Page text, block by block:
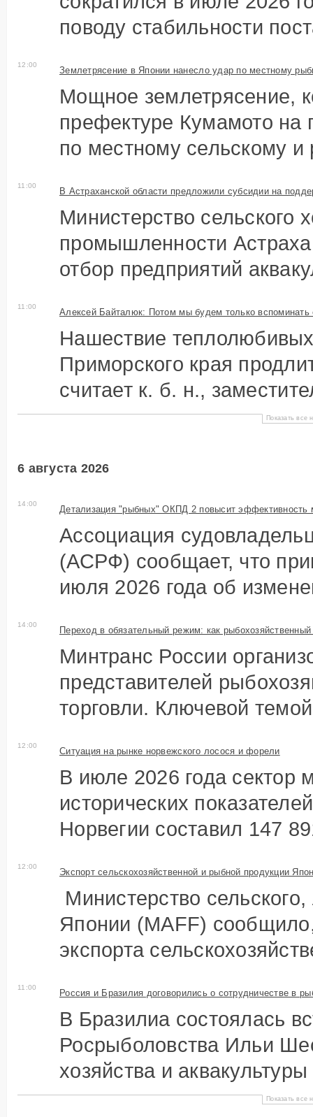
поводу стабильности
12:00
Землетрясение в Японии нанесло удар по местному
Мощное землетрясение,
префектуре Кумамото на
по местному сельскому и
11:00
В Астраханской области предложили субсидии на
Министерство сельского
промышленности
отбор предприятий
11:00
Алексей Байталюк: Потом мы будем только вспоминать
Нашествие
Приморского края
считает к. б. н.,
Показать все
6 августа 2026
14:00
Детализация "рыбных" ОКПД 2 повысит эффективность
Ассоциация
(АСРФ) сообщает, что
июля 2026 года об
14:00
Переход в обязательный режим: как
Минтранс России
представителей
торговли. Ключевой
12:00
Ситуация на рынке норвежского лосося и форели
В июле 2026 года сектор
исторических
Норвегии составил 147
12:00
Экспорт сельскохозяйственной и рыбной продукции
Министерство
Японии (MAFF)
экспорта
11:00
Россия и Бразилия договорились о сотрудничестве в
В Бразилиа состоялась
Росрыболовства Ильи
хозяйства и
Показать все